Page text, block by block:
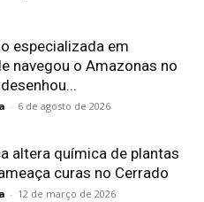
especializada em
navegou o Amazonas no
- 6 de agosto de 2026
altera química de plantas
curas no Cerrado
- 12 de março de 2026